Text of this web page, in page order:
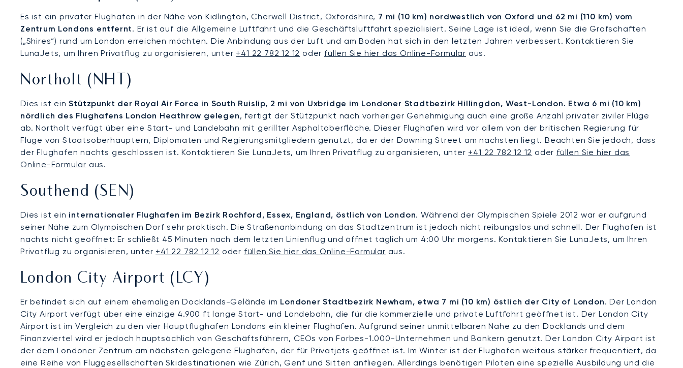
Es ist ein privater Flughafen in der Nähe von Kidlington, Cherwell District, Oxfordshire, 7 mi (10 km) nordwestlich von Oxford und 62 mi (110 km) vom
Zentrum Londons entfernt. Er ist auf die Allgemeine Luftfahrt und die Geschäftsluftfahrt spezialisiert. Seine Lage ist ideal, wenn Sie die Grafschaften
(„Shires“) rund um London erreichen möchten. Die Anbindung aus der Luft und am Boden hat sich in den letzten Jahren verbessert. Kontaktieren Sie
LunaJets, um Ihren Privatflug zu organisieren, unter +41 22 782 12 12 oder füllen Sie hier das Online-Formular aus.
Northolt (NHT)
Dies ist einStützpunkt der Royal Air Force in South Ruislip, 2 mi von Uxbridge im Londoner Stadtbezirk Hillingdon, West-London. Etwa 6 mi (10 km)
nördlich des Flughafens London Heathrow gelegen, fertigt der Stützpunkt nach vorheriger Genehmigung auch eine große Anzahl privater ziviler Flüge
ab. Northolt verfügt über eine Start- und Landebahn mit gerillter Asphaltoberfläche. Dieser Flughafen wird vor allem von der britischen Regierung für
Flüge von Staatsoberhäuptern, Diplomaten und Regierungsmitgliedern genutzt, da er der Downing Street am nächsten liegt. Beachten Sie jedoch, dass
der Flughafen nachts geschlossen ist. Kontaktieren Sie LunaJets, um Ihren Privatflug zu organisieren, unter +41 22 782 12 12 oder füllen Sie hier das
Online-Formular aus.
Southend (SEN)
Dies ist ein internationaler Flughafen im Bezirk Rochford, Essex, England, östlich von London. Während der Olympischen Spiele 2012 war er aufgrund
seiner Nähe zum Olympischen Dorf sehr praktisch. Die Straßenanbindung an das Stadtzentrum ist jedoch nicht reibungslos und schnell. Der Flughafen ist
nachts nicht geöffnet: Er schließt 45 Minuten nach dem letzten Linienflug und öffnet täglich um 4:00 Uhr morgens. Kontaktieren Sie LunaJets, um Ihren
Privatflug zu organisieren, unter +41 22 782 12 12 oder füllen Sie hier das Online-Formular aus.
London City Airport (LCY)
Er befindet sich auf einem ehemaligen Docklands-Gelände im Londoner Stadtbezirk Newham, etwa 7 mi (10 km) östlich der City of London. Der London
City Airport verfügt über eine einzige 4.900 ft lange Start- und Landebahn, die für die kommerzielle und private Luftfahrt geöffnet ist. Der London City
Airport ist im Vergleich zu den vier Hauptflughäfen Londons ein kleiner Flughafen. Aufgrund seiner unmittelbaren Nähe zu den Docklands und dem
Finanzviertel wird er jedoch hauptsächlich von Geschäftsführern, CEOs von Forbes-1.000-Unternehmen und Bankern genutzt. Der London City Airport ist
der dem Londoner Zentrum am nächsten gelegene Flughafen, der für Privatjets geöffnet ist. Im Winter ist der Flughafen weitaus stärker frequentiert, da
eine Reihe von Fluggesellschaften Skidestinationen wie Zürich, Genf und Sitten anfliegen. Allerdings benötigen Piloten eine spezielle Ausbildung und die